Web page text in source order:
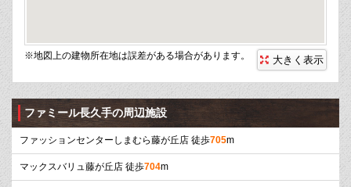
※地図上の建物所在地は誤差がある場合があります。 大きく表示
ファミール長久手の周辺施設
ファッションセンターしまむら藤が丘店 徒歩705m
マックスバリュ藤が丘店 徒歩704m